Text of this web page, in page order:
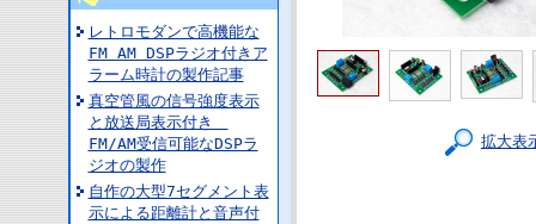
レトロモダンで高機能な
FM AM DSPラジオ付きア
ラーム時計の製作記事
真空管風の信号強度表示
と放送局表示付き
FM/AM受信可能なDSPラ
ジオの製作
自作の大型7セグメント表
示による距離計と音声付
拡大表